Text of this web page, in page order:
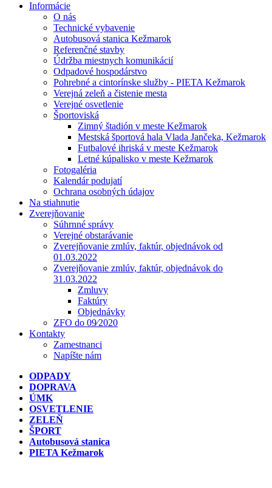
Informácie
O nás
Technické vybavenie
Autobusová stanica Kežmarok
Referenčné stavby
Údržba miestnych komunikácií
Odpadové hospodárstvo
Pohrebné a cintorínske služby - PIETA Kežmarok
Verejná zeleň a čistenie mesta
Verejné osvetlenie
Športoviská
Zimný štadión v meste Kežmarok
Mestská športová hala Vlada Jančeka, Kežmarok
Futbalové ihriská v meste Kežmarok
Letné kúpalisko v meste Kežmarok
Fotogaléria
Kalendár podujatí
Ochrana osobných údajov
Na stiahnutie
Zverejňovanie
Súhrnné správy
Verejné obstarávanie
Zverejňovanie zmlúv, faktúr, objednávok od
01.03.2022
Zverejňovanie zmlúv, faktúr, objednávok do
31.03.2022
Zmluvy
Faktúry
Objednávky
ZFO do 09⁄2020
Kontakty
Zamestnanci
Napíšte nám
ODPADY
DOPRAVA
ÚMK
OSVETLENIE
ZELEŇ
ŠPORT
Autobusová stanica
PIETA Kežmarok